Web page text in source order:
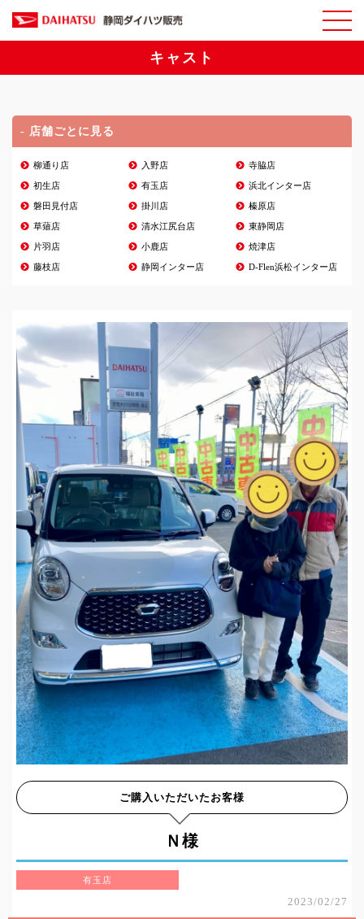
キャスト
- 店舗ごとに見る
柳通り店 入野店 寺脇店
初生店 有玉店 浜北インター店
磐田見付店 掛川店 榛原店
草薙店 清水江尻台店 東静岡店
片羽店 小鹿店 焼津店
藤枝店 静岡インター店 D-Flen浜松インター店
ご購入いただいたお客様
Ｎ様
有玉店
2023/02/27